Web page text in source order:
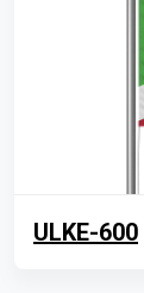
ULKE-600